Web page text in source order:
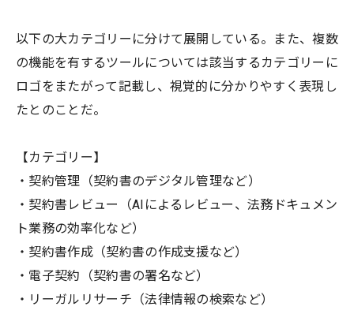
以下の大カテゴリーに分けて展開している。また、複数
の機能を有するツールについては該当するカテゴリーに
ロゴをまたがって記載し、視覚的に分かりやすく表現し
たとのことだ。
【カテゴリー】
・契約管理（契約書のデジタル管理など）
・契約書レビュー（AIによるレビュー、法務ドキュメン
ト業務の効率化など）
・契約書作成（契約書の作成支援など）
・電子契約（契約書の署名など）
・リーガルリサーチ（法律情報の検索など）